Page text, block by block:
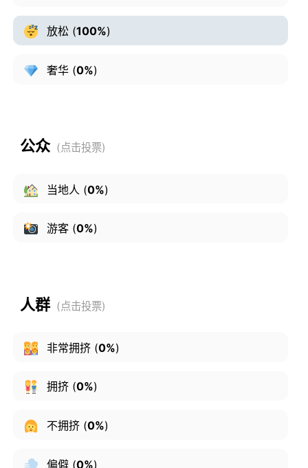
放松(100%)
奢华(0%)
公众
当地人 (0%)
游客(0%)
人群
非常拥挤(0%)
拥挤(0%)
不拥挤(0%)
偏僻(0%)